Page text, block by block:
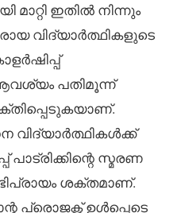
ഇതില്‍ നിന്നും
വിദ്യാര്‍ത്ഥികളുടെ
പതിമൂന്ന്
വിദ്യാര്‍ത്ഥികൾക്ക്
സ്മരണ
ശക്തമാണ്.
പ്രൊജക്റ്റ് ഉൾപ്പെടെ